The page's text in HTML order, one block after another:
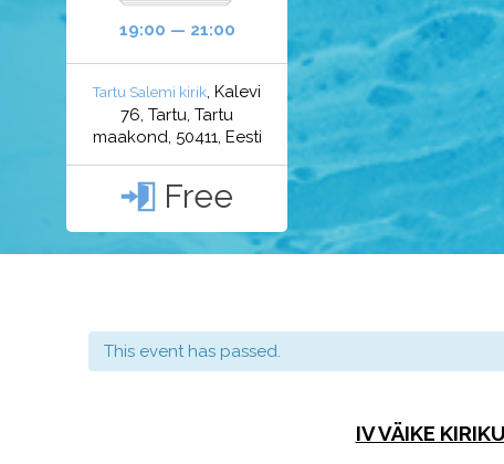
19:00 — 21:00
Tartu Salemi kirik, Kalevi
76, Tartu, Tartu
maakond, 50411, Eesti
 Free
This event has passed.
IV VÄIKE